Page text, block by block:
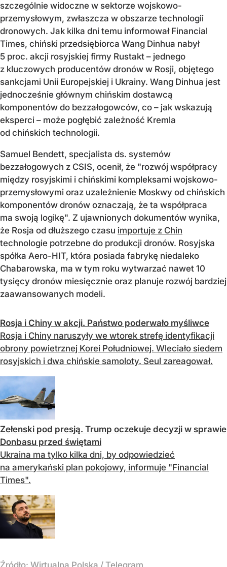
szczególnie widoczne w sektorze wojskowo-
przemysłowym, zwłaszcza w obszarze technologii
dronowych. Jak kilka dni temu informował Financial
Times, chiński przedsiębiorca Wang Dinhua nabył
5 proc. akcji rosyjskiej firmy Rustakt – jednego
z kluczowych producentów dronów w Rosji, objętego
sankcjami Unii Europejskiej i Ukrainy. Wang Dinhua jest
jednocześnie głównym chińskim dostawcą
komponentów do bezzałogowców, co – jak wskazują
eksperci – może pogłębić zależność Kremla
od chińskich technologii.
Samuel Bendett, specjalista ds. systemów
bezzałogowych z CSIS, ocenił, że "rozwój współpracy
między rosyjskimi i chińskimi kompleksami wojskowo-
przemysłowymi oraz uzależnienie Moskwy od chińskich
komponentów dronów oznaczają, że ta współpraca
ma swoją logikę". Z ujawnionych dokumentów wynika,
że Rosja od dłuższego czasu importuje z Chin
technologie potrzebne do produkcji dronów. Rosyjska
spółka Aero-HIT, która posiada fabrykę niedaleko
Chabarowska, ma w tym roku wytwarzać nawet 10
tysięcy dronów miesięcznie oraz planuje rozwój bardziej
zaawansowanych modeli.
Rosja i Chiny w akcji. Państwo poderwało myśliwce
Rosja i Chiny naruszyły we wtorek strefę identyfikacji
obrony powietrznej Korei Południowej. Wleciało siedem
rosyjskich i dwa chińskie samoloty. Seul zareagował.
Zełenski pod presją. Trump oczekuje decyzji w sprawie
Donbasu przed świętami
Ukraina ma tylko kilka dni, by odpowiedzieć
na amerykański plan pokojowy, informuje "Financial
Times".